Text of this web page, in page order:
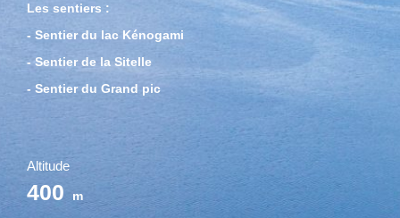
Les sentiers :
- Sentier du lac Kénogami
- Sentier de la Sitelle
- Sentier du Grand pic
Altitude
400 m